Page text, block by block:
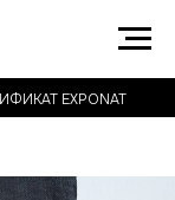
EXPONAT